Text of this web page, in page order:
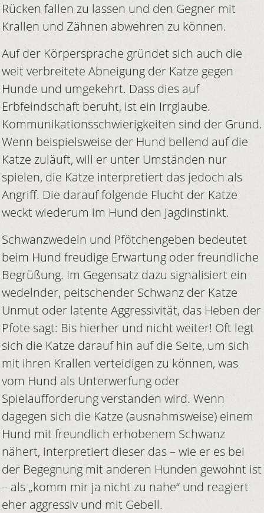
Rücken fallen zu lassen und den Gegner mit
Krallen und Zähnen abwehren zu können.
Auf der Körpersprache gründet sich auch die
weit verbreitete Abneigung der Katze gegen
Hunde und umgekehrt. Dass dies auf
Erbfeindschaft beruht, ist ein Irrglaube.
Kommunikationsschwierigkeiten sind der Grund.
Wenn beispielsweise der Hund bellend auf die
Katze zuläuft, will er unter Umständen nur
spielen, die Katze interpretiert das jedoch als
Angriff. Die darauf folgende Flucht der Katze
weckt wiederum im Hund den Jagdinstinkt.
Schwanzwedeln und Pfötchengeben bedeutet
beim Hund freudige Erwartung oder freundliche
Begrüßung. Im Gegensatz dazu signalisiert ein
wedelnder, peitschender Schwanz der Katze
Unmut oder latente Aggressivität, das Heben der
Pfote sagt: Bis hierher und nicht weiter! Oft legt
sich die Katze darauf hin auf die Seite, um sich
mit ihren Krallen verteidigen zu können, was
vom Hund als Unterwerfung oder
Spielaufforderung verstanden wird. Wenn
dagegen sich die Katze (ausnahmsweise) einem
Hund mit freundlich erhobenem Schwanz
nähert, interpretiert dieser das – wie er es bei
der Begegnung mit anderen Hunden gewohnt ist
– als „komm mir ja nicht zu nahe“ und reagiert
eher aggressiv und mit Gebell.